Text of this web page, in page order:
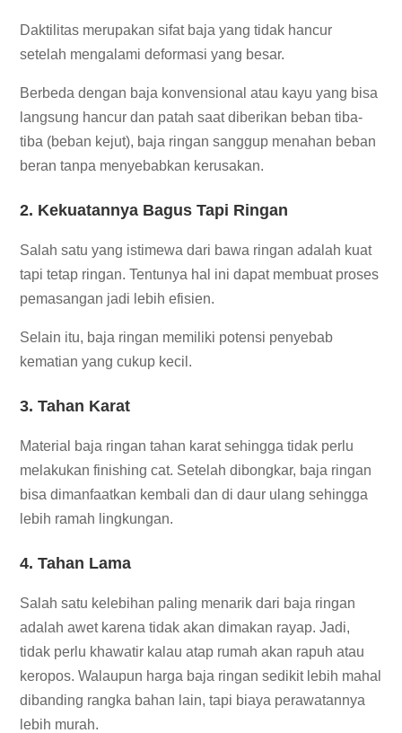
Daktilitas merupakan sifat baja yang tidak hancur
setelah mengalami deformasi yang besar.
Berbeda dengan baja konvensional atau kayu yang bisa
langsung hancur dan patah saat diberikan beban tiba-
tiba (beban kejut), baja ringan sanggup menahan beban
beran tanpa menyebabkan kerusakan.
2. Kekuatannya Bagus Tapi Ringan
Salah satu yang istimewa dari bawa ringan adalah kuat
tapi tetap ringan. Tentunya hal ini dapat membuat proses
pemasangan jadi lebih efisien.
Selain itu, baja ringan memiliki potensi penyebab
kematian yang cukup kecil.
3. Tahan Karat
Material baja ringan tahan karat sehingga tidak perlu
melakukan finishing cat. Setelah dibongkar, baja ringan
bisa dimanfaatkan kembali dan di daur ulang sehingga
lebih ramah lingkungan.
4. Tahan Lama
Salah satu kelebihan paling menarik dari baja ringan
adalah awet karena tidak akan dimakan rayap. Jadi,
tidak perlu khawatir kalau atap rumah akan rapuh atau
keropos. Walaupun harga baja ringan sedikit lebih mahal
dibanding rangka bahan lain, tapi biaya perawatannya
lebih murah.